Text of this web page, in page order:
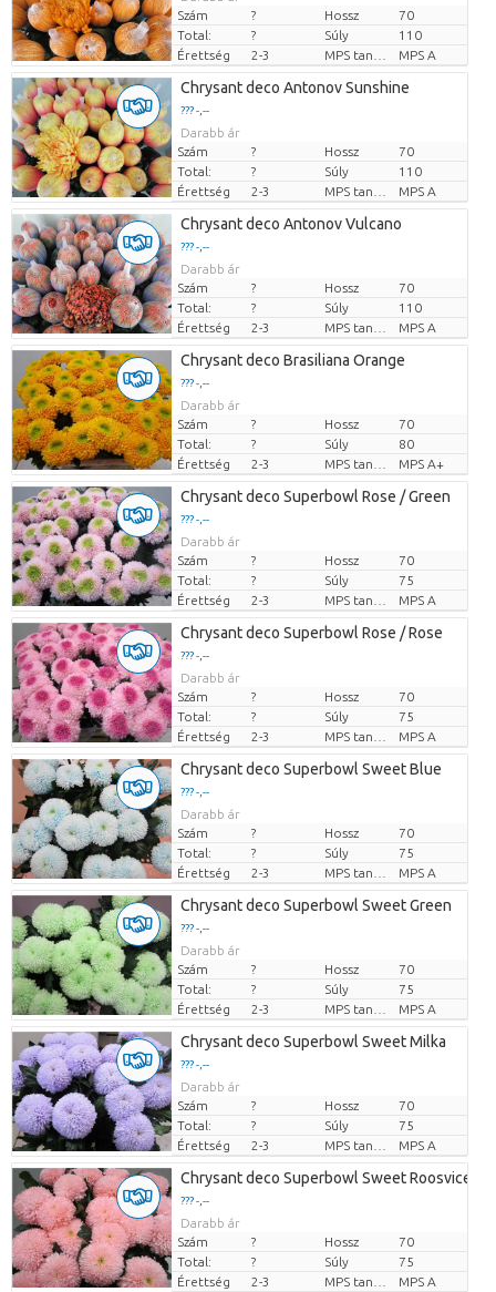
Szám
? Hossz
70
Total:
? Súly
110
Érettség
2-3 MPS A
Chrysant deco Antonov Sunshine
??? -,--
Darabb ár
Szám
? Hossz
70
Total:
? Súly
110
Érettség
2-3 MPS A
Chrysant deco Antonov Vulcano
??? -,--
Darabb ár
Szám
? Hossz
70
Total:
? Súly
110
Érettség
2-3 MPS A
Chrysant deco Brasiliana Orange
??? -,--
Darabb ár
Szám
? Hossz
70
Total:
? Súly
80
Érettség
2-3 MPS A+
Chrysant deco Superbowl Rose / Green
??? -,--
Darabb ár
Szám
? Hossz
70
Total:
? Súly
75
Érettség
2-3 MPS A
Chrysant deco Superbowl Rose / Rose
??? -,--
Darabb ár
Szám
? Hossz
70
Total:
? Súly
75
Érettség
2-3 MPS A
Chrysant deco Superbowl Sweet Blue
??? -,--
Darabb ár
Szám
? Hossz
70
Total:
? Súly
75
Érettség
2-3 MPS A
Chrysant deco Superbowl Sweet Green
??? -,--
Darabb ár
Szám
? Hossz
70
Total:
? Súly
75
Érettség
2-3 MPS A
Chrysant deco Superbowl Sweet Milka
??? -,--
Darabb ár
Szám
? Hossz
70
Total:
? Súly
75
Érettség
2-3 MPS A
Chrysant deco Superbowl Sweet Roosvice
??? -,--
Darabb ár
Szám
? Hossz
70
Total:
? Súly
75
Érettség
2-3 MPS A